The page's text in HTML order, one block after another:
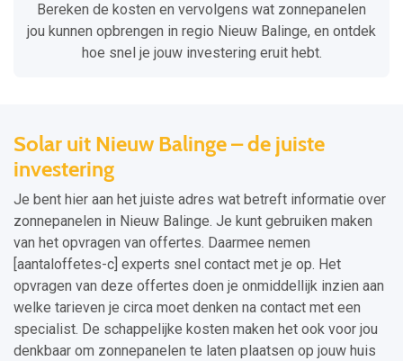
Bereken de kosten en vervolgens wat zonnepanelen
jou kunnen opbrengen in regio Nieuw Balinge, en ontdek
hoe snel je jouw investering eruit hebt.
Solar uit Nieuw Balinge – de juiste
investering
Je bent hier aan het juiste adres wat betreft informatie over
zonnepanelen in Nieuw Balinge. Je kunt gebruiken maken
van het opvragen van offertes. Daarmee nemen
[aantaloffetes-c] experts snel contact met je op. Het
opvragen van deze offertes doen je onmiddellijk inzien aan
welke tarieven je circa moet denken na contact met een
specialist. De schappelijke kosten maken het ook voor jou
denkbaar om zonnepanelen te laten plaatsen op jouw huis